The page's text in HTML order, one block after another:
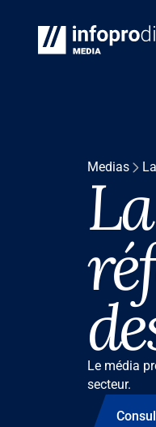
Medias
Le média
secteur.